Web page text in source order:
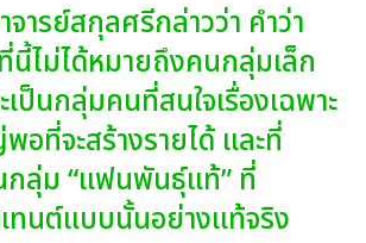
จารย์สกุลศรีกล่าวว่า คําว่า
นี้ไม่ได้หมายถึงคนกลุ่มเล็ก
เป็นกลุ่มคนที่สนใจเรื่องเฉพาะ
อที่จะสร้างรายได้ และที่
ลุ่ม “แฟนพันธุ์แท้” ที่
ทนต์แบบนั้นอย่างแท้จริง